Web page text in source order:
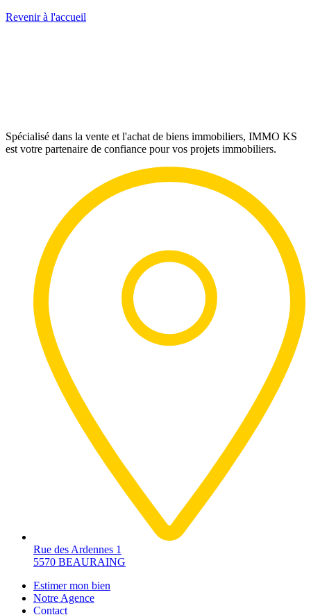
Revenir à l'accueil
Spécialisé dans la vente et l'achat de biens immobiliers, IMMO KS
est votre partenaire de confiance pour vos projets immobiliers.
Rue des Ardennes 1
5570 BEAURAING
Estimer mon bien
Notre Agence
Contact